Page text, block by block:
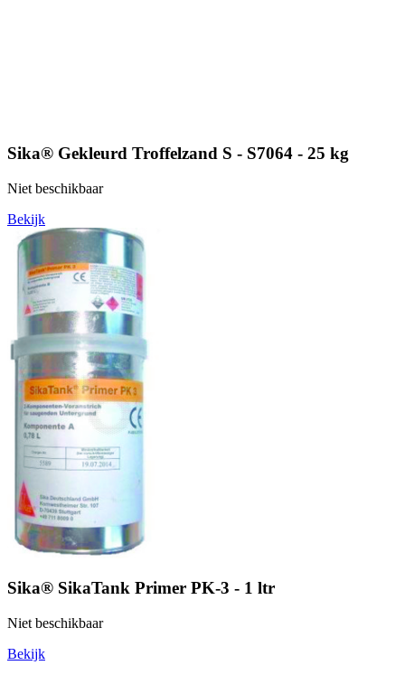
Sika® Gekleurd Troffelzand S - S7064 - 25 kg
Niet beschikbaar
Bekijk
Sika® SikaTank Primer PK-3 - 1 ltr
Niet beschikbaar
Bekijk